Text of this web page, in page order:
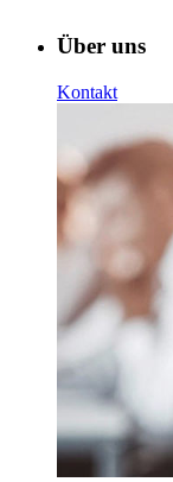
Über uns
Kontakt